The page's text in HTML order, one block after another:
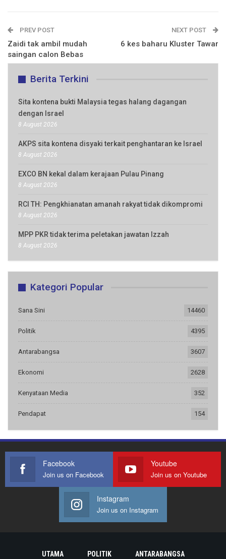
PREV POST
Zaidi tak ambil mudah
saingan calon Bebas
NEXT POST
6 kes baharu Kluster Tawar
Berita Terkini
Sita kontena bukti Malaysia tegas halang dagangan
dengan Israel
8 August 2026
AKPS sita kontena disyaki terkait penghantaran ke Israel
8 August 2026
EXCO BN kekal dalam kerajaan Pulau Pinang
8 August 2026
RCI TH: Pengkhianatan amanah rakyat tidak dikompromi
8 August 2026
MPP PKR tidak terima peletakan jawatan Izzah
8 August 2026
Kategori Popular
Sana Sini 14460
Politik 4395
Antarabangsa 3607
Ekonomi 2628
Kenyataan Media 352
Pendapat 154
Facebook
Join us on Facebook
Youtube
Join us on Youtube
Instagram
Join us on Instagram
UTAMA POLITIK ANTARABANGSA